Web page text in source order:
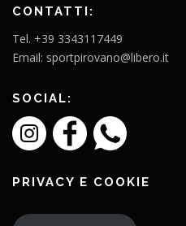
CONTATTI:
Tel. +39 3343117449
Email: sportpirovano@libero.it
SOCIAL:
PRIVACY E COOKIE